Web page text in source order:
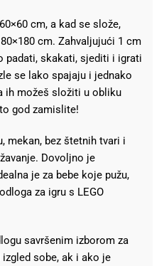
cm, a kad se slože,
cm. Zahvaljujući 1 cm
padati, skakati, sjediti i igrati
se lako spajaju i jednako
ih možeš složiti u obliku
god zamislite!
mekan, bez štetnih tvari i
Dovoljno je
je za bebe koje pužu,
za igru s LEGO
savršenim izborom za
sobe, ak i ako je